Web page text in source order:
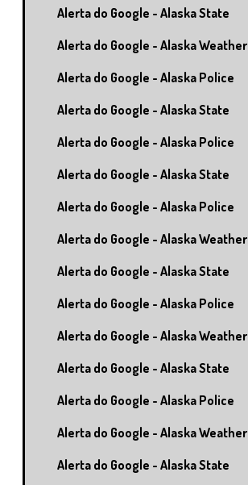
Alerta do Google - Alaska State
Alerta do Google - Alaska Weather
Alerta do Google - Alaska Police
Alerta do Google - Alaska State
Alerta do Google - Alaska Police
Alerta do Google - Alaska State
Alerta do Google - Alaska Police
Alerta do Google - Alaska Weather
Alerta do Google - Alaska State
Alerta do Google - Alaska Police
Alerta do Google - Alaska Weather
Alerta do Google - Alaska State
Alerta do Google - Alaska Police
Alerta do Google - Alaska Weather
Alerta do Google - Alaska State